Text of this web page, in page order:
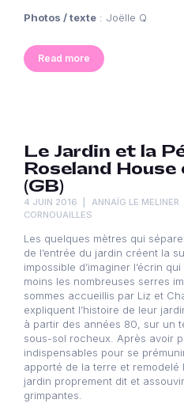
Photos / texte : Joëlle Q
Read more
Le Jardin et la
Roseland House
(GB)
4 JUIN 2016 ANNAÏG LE MELINER
CORNOUAILLES
Les quelques mètres qui
de l’entrée du jardin créent la
impossible d’imaginer l’écrin
moins les nombreuses serres
sommes accueillis par Liz et
expliquent l’histoire de leur
à partir des années 80, sur un
sous-sol rocheux. Après avoir
indispensables pour se
apporté de la terre et remodelé
jardin proprement dit et
grimpantes.